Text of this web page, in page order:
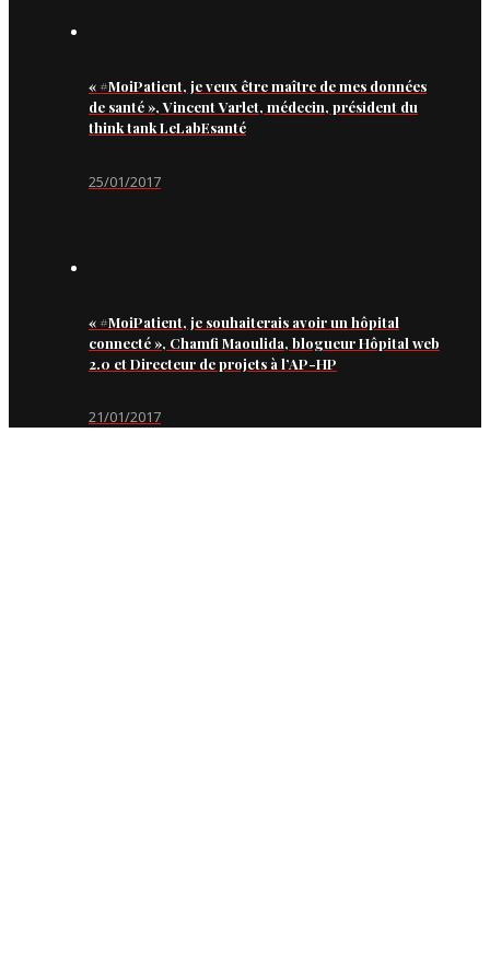
« #MoiPatient, je veux être maître de mes données
de santé », Vincent Varlet, médecin, président du
think tank LeLabEsanté
25/01/2017
« #MoiPatient, je souhaiterais avoir un hôpital
connecté », Chamfi Maoulida, blogueur Hôpital web
2.0 et Directeur de projets à l’AP-HP
21/01/2017